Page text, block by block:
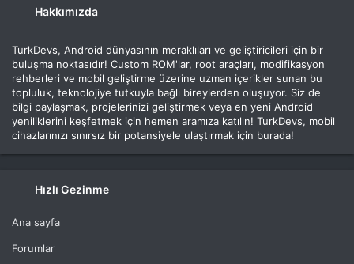
Hakkımızda
TurkDevs, Android dünyasının meraklıları ve geliştiricileri için bir
buluşma noktasıdır! Custom ROM'lar, root araçları, modifikasyon
rehberleri ve mobil geliştirme üzerine uzman içerikler sunan bu
topluluk, teknolojiye tutkuyla bağlı bireylerden oluşuyor. Siz de
bilgi paylaşmak, projelerinizi geliştirmek veya en yeni Android
yeniliklerini keşfetmek için hemen aramıza katılın! TurkDevs, mobil
cihazlarınızı sınırsız bir potansiyele ulaştırmak için burada!
Hızlı Gezinme
Ana sayfa
Forumlar